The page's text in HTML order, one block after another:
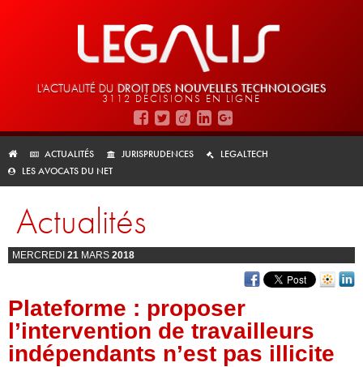
L'ACTUALITÉ DU DROIT DES NOUVELLES TECHNOLOGIES
3112 DÉCISIONS EN LIGNE
ACTUALITÉS JURISPRUDENCES
LEGALTECH
LES AVOCATS DU NET
Actualités
MERCREDI 21 MARS 2018
Plateforme : proposer
l’intervention de travailleurs
indépendants n’est pas illicite